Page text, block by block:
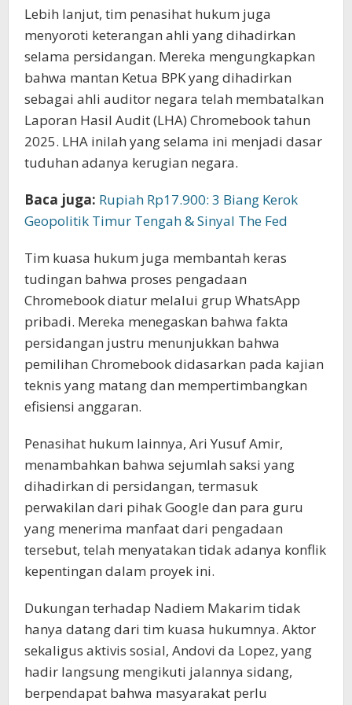
Lebih lanjut, tim penasihat hukum juga
menyoroti keterangan ahli yang dihadirkan
selama persidangan. Mereka mengungkapkan
bahwa mantan Ketua BPK yang dihadirkan
sebagai ahli auditor negara telah membatalkan
Laporan Hasil Audit (LHA) Chromebook tahun
2025. LHA inilah yang selama ini menjadi dasar
tuduhan adanya kerugian negara.
Baca juga: Rupiah Rp17.900: 3 Biang Kerok
Geopolitik Timur Tengah & Sinyal The Fed
Tim kuasa hukum juga membantah keras
tudingan bahwa proses pengadaan
Chromebook diatur melalui grup WhatsApp
pribadi. Mereka menegaskan bahwa fakta
persidangan justru menunjukkan bahwa
pemilihan Chromebook didasarkan pada kajian
teknis yang matang dan mempertimbangkan
efisiensi anggaran.
Penasihat hukum lainnya, Ari Yusuf Amir,
menambahkan bahwa sejumlah saksi yang
dihadirkan di persidangan, termasuk
perwakilan dari pihak Google dan para guru
yang menerima manfaat dari pengadaan
tersebut, telah menyatakan tidak adanya konflik
kepentingan dalam proyek ini.
Dukungan terhadap Nadiem Makarim tidak
hanya datang dari tim kuasa hukumnya. Aktor
sekaligus aktivis sosial, Andovi da Lopez, yang
hadir langsung mengikuti jalannya sidang,
berpendapat bahwa masyarakat perlu